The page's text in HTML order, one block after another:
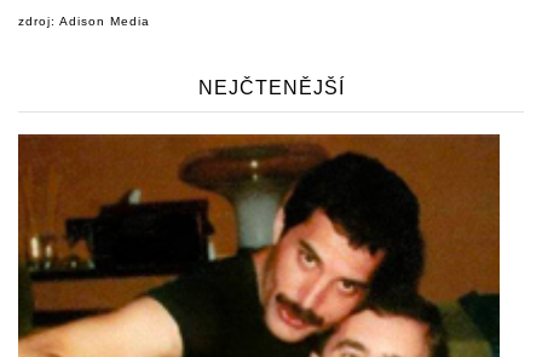
zdroj: Adison Media
NEJČTENĚJŠÍ